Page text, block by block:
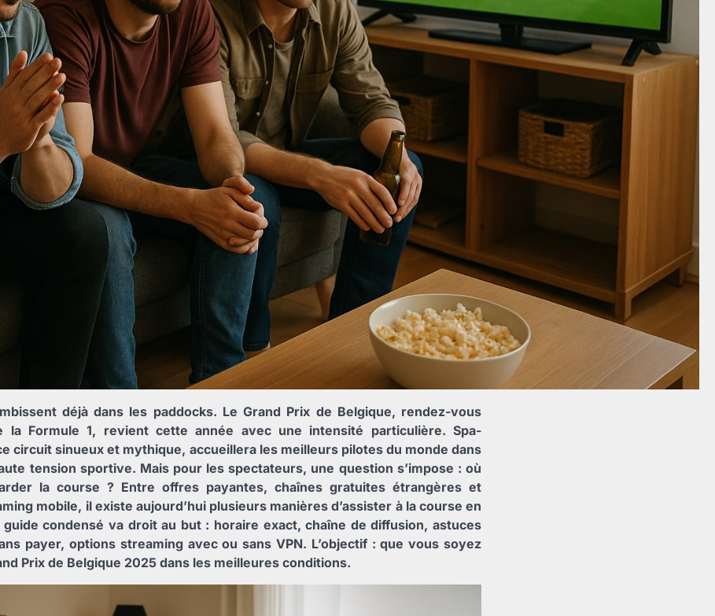
déjà dans les paddocks. Le Grand Prix de Belgique, rendez-vous
la Formule 1, revient cette année avec une intensité particulière. Spa-
circuit sinueux et mythique, accueillera les meilleurs pilotes du monde dans
tension sportive. Mais pour les spectateurs, une question s’impose : où
la course ? Entre offres payantes, chaînes gratuites étrangères et
mobile, il existe aujourd’hui plusieurs manières d’assister à la course en
condensé va droit au but : horaire exact, chaîne de diffusion, astuces
payer, options streaming avec ou sans VPN. L’objectif : que vous soyez
Prix de Belgique 2025 dans les meilleures conditions.